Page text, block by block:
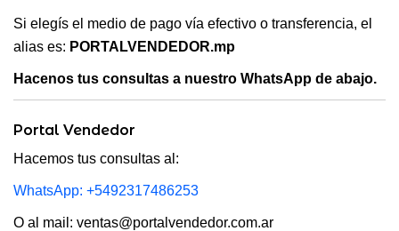
Si elegís el medio de pago vía efectivo o transferencia, el
alias es: PORTALVENDEDOR.mp
Hacenos tus consultas a nuestro WhatsApp de abajo.
Portal Vendedor
Hacemos tus consultas al:
WhatsApp: +5492317486253
O al mail: ventas@portalvendedor.com.ar